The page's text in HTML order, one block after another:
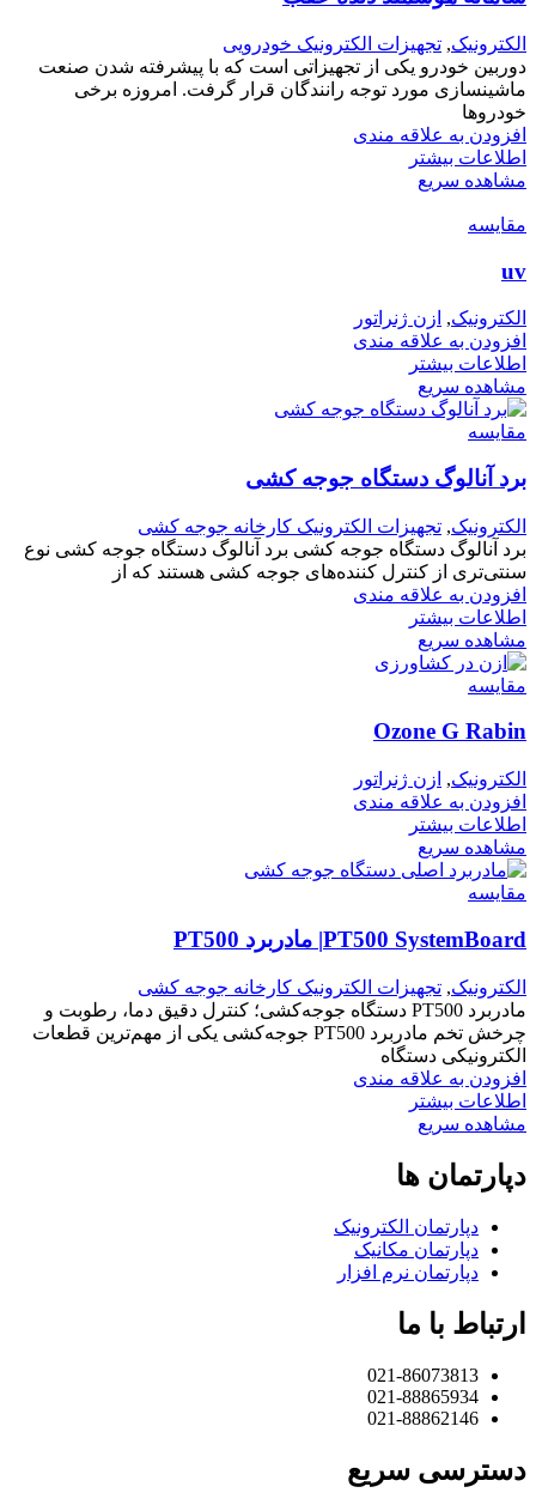
الکترونیک, تجهیزات الکترونیک خودرویی
دوربین خودرو یکی از تجهیزاتی است که با پیشرفته شدن صنعت
ماشینسازی مورد توجه رانندگان قرار گرفت. امروزه برخی
خودروها
افزودن به علاقه مندی
اطلاعات بیشتر
مشاهده سریع
مقایسه
uv
الکترونیک, ازن ژنراتور
افزودن به علاقه مندی
اطلاعات بیشتر
مشاهده سریع
مقایسه
برد آنالوگ دستگاه جوجه کشی
الکترونیک, تجهیزات الکترونیک کارخانه جوجه کشی
برد آنالوگ دستگاه جوجه کشی برد آنالوگ دستگاه جوجه کشی نوع
سنتی‌تری از کنترل کننده‌های جوجه کشی هستند که از
افزودن به علاقه مندی
اطلاعات بیشتر
مشاهده سریع
مقایسه
Ozone G Rabin
الکترونیک, ازن ژنراتور
افزودن به علاقه مندی
اطلاعات بیشتر
مشاهده سریع
مقایسه
PT500 SystemBoard| مادربرد PT500
الکترونیک, تجهیزات الکترونیک کارخانه جوجه کشی
مادربرد PT500 دستگاه جوجه‌کشی؛ کنترل دقیق دما، رطوبت و
چرخش تخم مادربرد PT500 جوجه‌کشی یکی از مهم‌ترین قطعات
الکترونیکی دستگاه
افزودن به علاقه مندی
اطلاعات بیشتر
مشاهده سریع
دپارتمان ها
دپارتمان الکترونیک
دپارتمان مکانیک
دپارتمان نرم افزار
ارتباط با ما
021-86073813
021-88865934
021-88862146
دسترسی سریع